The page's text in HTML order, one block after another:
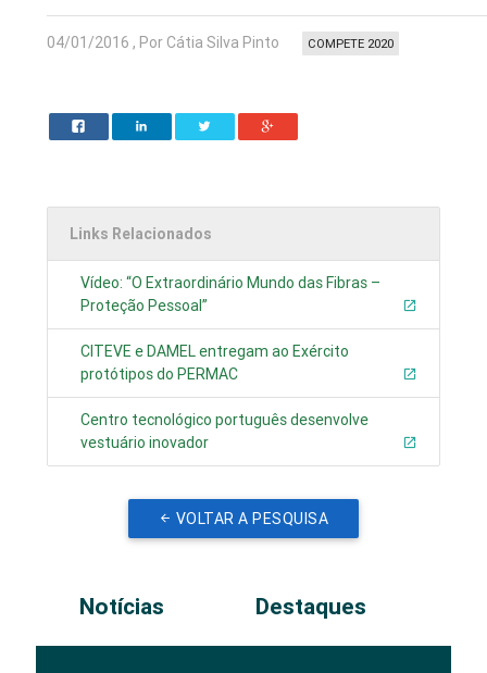
04/01/2016 , Por Cátia Silva Pinto COMPETE 2020
Links Relacionados
Vídeo: “O Extraordinário Mundo das Fibras –
Proteção Pessoal”
CITEVE e DAMEL entregam ao Exército
protótipos do PERMAC
Centro tecnológico português desenvolve
vestuário inovador
VOLTAR A PESQUISA
Notícias Destaques